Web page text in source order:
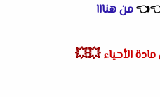
👈من هنااا
الأحياء 💥💥